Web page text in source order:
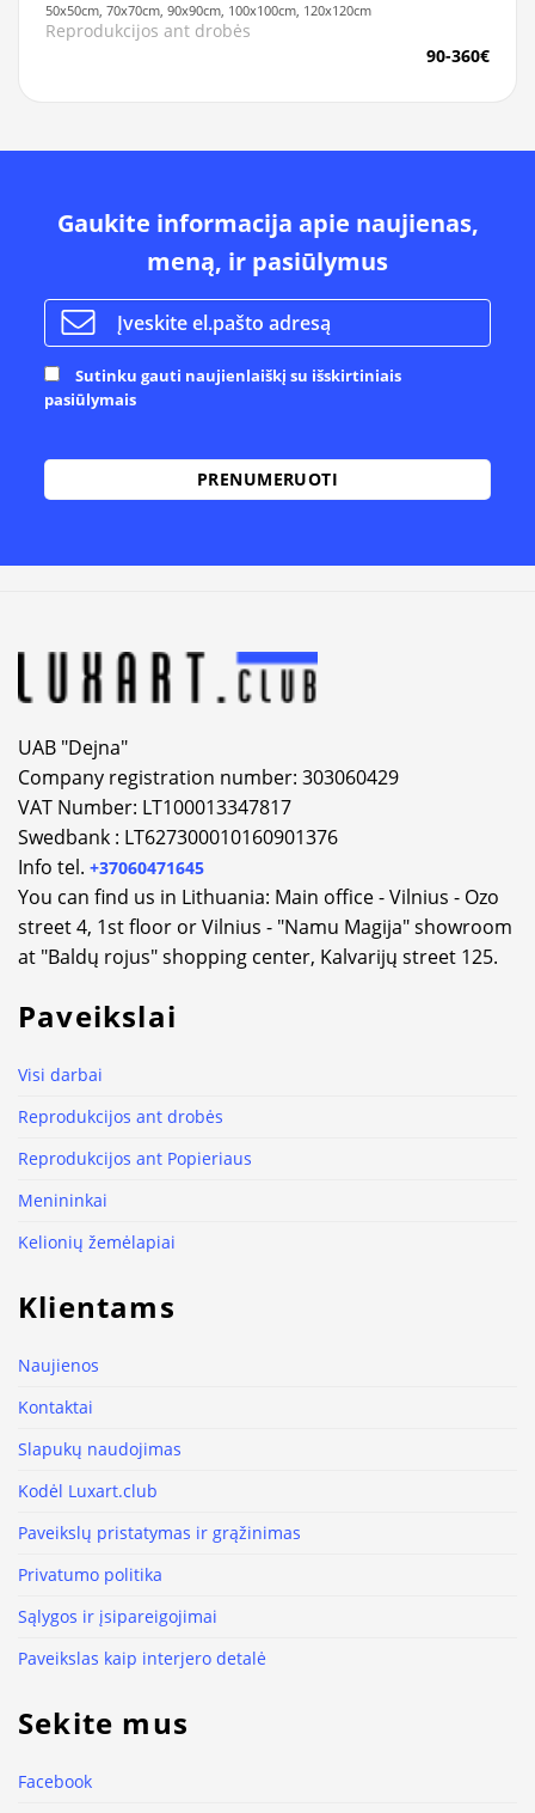
50x50cm, 70x70cm, 90x90cm, 100x100cm, 120x120cm
Reprodukcijos ant drobės
90-360€
Gaukite informacija apie naujienas,
meną, ir pasiūlymus
Sutinku gauti naujienlaiškį su išskirtiniais
pasiūlymais
UAB "Dejna"
Company registration number: 303060429
VAT Number: LT100013347817
Swedbank : LT627300010160901376
Info tel. +37060471645
You can find us in Lithuania: Main office - Vilnius - Ozo
street 4, 1st floor or Vilnius - "Namu Magija" showroom
at "Baldų rojus" shopping center, Kalvarijų street 125.
Paveikslai
Visi darbai
Reprodukcijos ant drobės
Reprodukcijos ant Popieriaus
Menininkai
Kelionių žemėlapiai
Klientams
Naujienos
Kontaktai
Slapukų naudojimas
Kodėl Luxart.club
Paveikslų pristatymas ir grąžinimas
Privatumo politika
Sąlygos ir įsipareigojimai
Paveikslas kaip interjero detalė
Sekite mus
Facebook